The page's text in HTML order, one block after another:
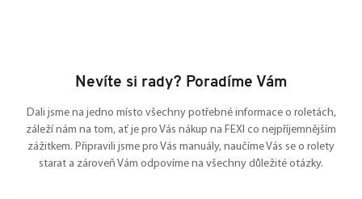
Nevíte si rady? Poradíme Vám
Dali jsme na jedno místo všechny potřebné informace o roletách,
záleží nám na tom, ať je pro Vás nákup na FEXI co nejpříjemnějším
zážitkem. Připravili jsme pro Vás manuály, naučíme Vás se o rolety
starat a zároveň Vám odpovíme na všechny důležité otázky.